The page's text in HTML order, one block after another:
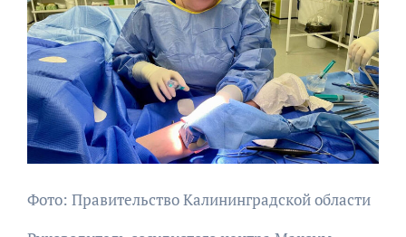
Фото: Правительство Калининградской области